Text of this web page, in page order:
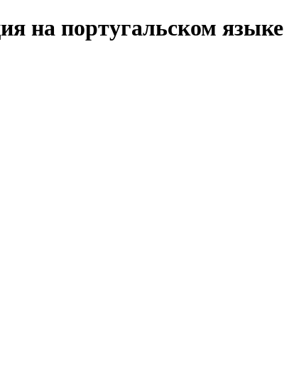
на португальском языке